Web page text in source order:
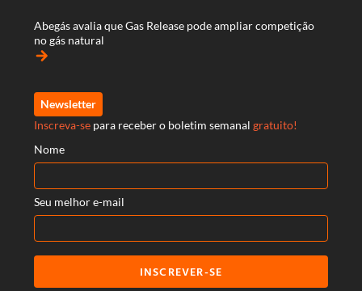
Abegás avalia que Gas Release pode ampliar competição
no gás natural
arrow_forward
Newsletter
Inscreva-se para receber o boletim semanal gratuito!
Nome
Seu melhor e-mail
INSCREVER-SE